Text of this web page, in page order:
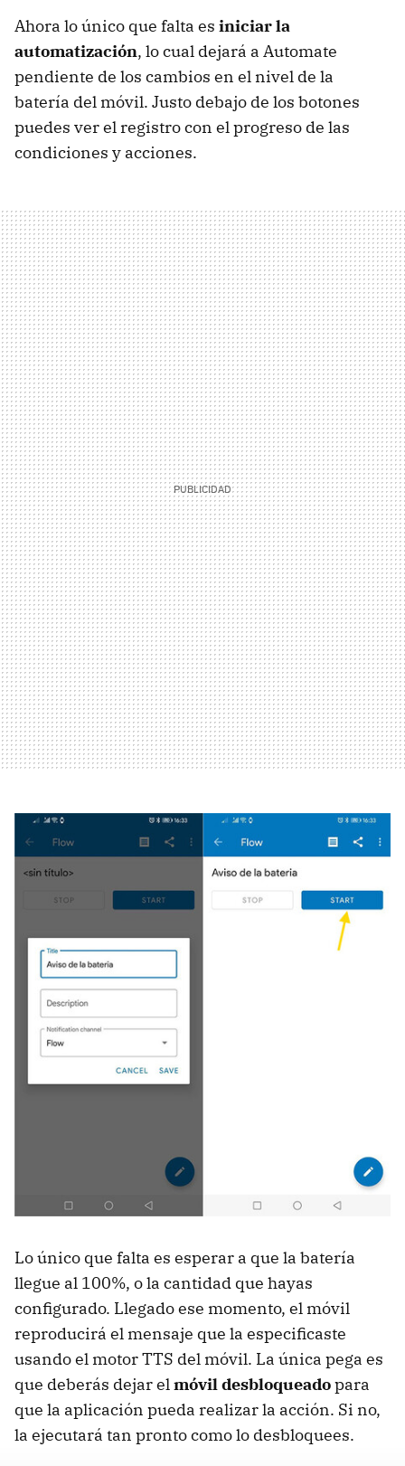
Ahora lo único que falta es iniciar la
automatización, lo cual dejará a Automate
pendiente de los cambios en el nivel de la
batería del móvil. Justo debajo de los botones
puedes ver el registro con el progreso de las
condiciones y acciones.
Lo único que falta es esperar a que la batería
llegue al 100%, o la cantidad que hayas
configurado. Llegado ese momento, el móvil
reproducirá el mensaje que la especificaste
usando el motor TTS del móvil. La única pega es
que deberás dejar el móvil desbloqueadopara
que la aplicación pueda realizar la acción. Si no,
la ejecutará tan pronto como lo desbloquees.